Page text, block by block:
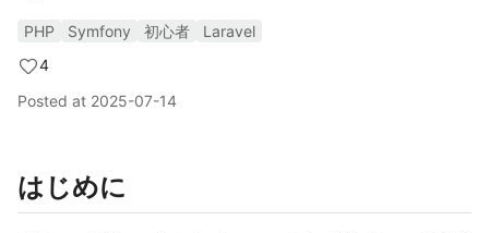
PHP Symfony 初心者
Laravel
4
Posted at 2025-07-14
はじめに